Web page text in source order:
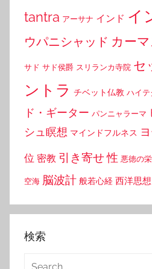
tantra アーサナ インド イ
ウパニシャッド カー
サド サド侯爵 スリランカ寺院 セ
ントラ チベット仏教 ハイテ
ド・ギーター パンニャラーマ
シュ瞑想 マインドフルネス
位 密教 引き寄せ性 悪徳の栄
空海 脳波計 般若心経 西洋思想
検索
Search